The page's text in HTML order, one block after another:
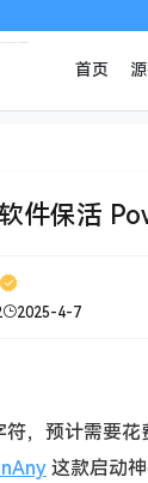
首页
件保活
2025-4-7
，预计需要花
这款启动